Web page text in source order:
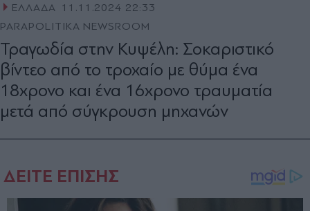
ΕΛΛΑΔΑ 11.11.2024 22:33
PARAPOLITIKA NEWSROOM
Τραγωδία στην Κυψέλη: Σοκαριστικό
βίντεο από το τροχαίο με θύμα ένα
18χρονο και ένα 16χρονο τραυματία
μετά από σύγκρουση μηχανών